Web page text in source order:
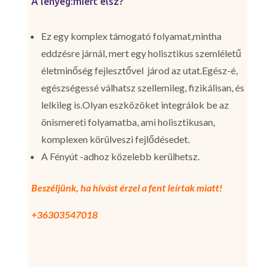
Ez egy komplex támogató folyamat,mintha
eddzésre járnál, mert egy holisztikus szemléletű
életminőség fejlesztővel járod az utat.Egész-é,
egészségessé válhatsz szellemileg, fizikálisan, és
lelkileg is.Olyan eszközöket integrálok be az
önismereti folyamatba, ami holisztikusan,
komplexen körülveszi fejlődésedet.
A Fényút -adhoz közelebb kerülhetsz.
Beszéljünk, ha hívást érzel a fent leírtak miatt!
+36303547018